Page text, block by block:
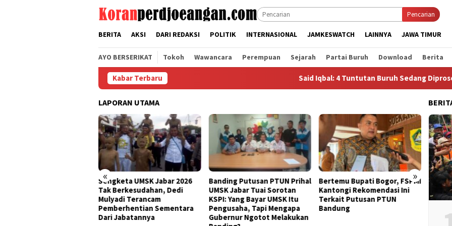
Pencarian
BERITA AKSI DARI REDAKSI POLITIK INTERNASIONAL JAMKESWATCH LAINNYA JAWA TIMUR
AYO BERSERIKAT Tokoh Wawancara Perempuan Sejarah Partai Buruh Download Berita
Kabar Terbaru Said Iqbal: 4 Tuntutan Buruh Sedang Diproses, Aksi
LAPORAN UTAMA
« »
Sengketa UMSK Jabar 2026
Tak Berkesudahan, Dedi
Mulyadi Terancam
Pemberhentian Sementara
Dari Jabatannya
Banding Putusan PTUN Prihal
UMSK Jabar Tuai Sorotan
KSPI: Yang Bayar UMSK Itu
Pengusaha, Tapi Mengapa
Gubernur Ngotot Melakukan
Bertemu Bupati Bogor, FSPMI
Kantongi Rekomendasi Ini
Terkait Putusan PTUN
Bandung
KDM
KSPI
Unjuk